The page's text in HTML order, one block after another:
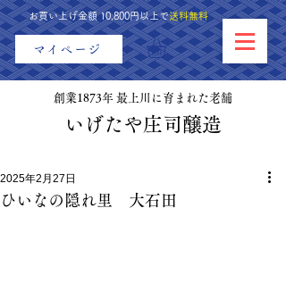
創業1873年 最上川に育まれた老舗
お買い上げ金額 10,800円以上で送料無料
マイページ
​いげたや庄司醸造
ひいなの隠れ里 大石田
2025年2月27日